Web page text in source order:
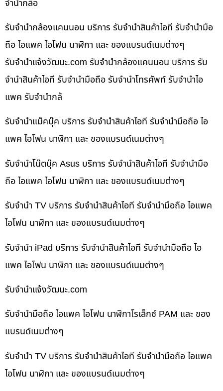
จำนำกล้อ
รับจำนำกล้องแคนนอน บริการ รับจำนำสินค้าไอที รับจำนำมือ
ถือ ไอแพค ไอโฟน นาฬิกา และ ของแบรนด์เนมต่างๆ
รับจํานําแจ้งวัฒนะ.com รับจำนำกล้องแคนนอน บริการ รับ
จำนำสินค้าไอที รับจำนำมือถือ รับจำนำโทรศัพท์ รับจำนำไอ
แพค รับจำนำกล้
รับจำนำแม็คบุ๊ค บริการ รับจำนำสินค้าไอที รับจำนำมือถือ ไอ
แพค ไอโฟน นาฬิกา และ ของแบรนด์เนมต่างๆ
รับจำนำโน๊ตบุ๊ค Asus บริการ รับจำนำสินค้าไอที รับจำนำมือ
ถือ ไอแพค ไอโฟน นาฬิกา และ ของแบรนด์เนมต่างๆ
รับจำนำ TV บริการ รับจำนำสินค้าไอที รับจำนำมือถือ ไอแพค
ไอโฟน นาฬิกา และ ของแบรนด์เนมต่างๆ
รับจำนำ iPad บริการ รับจำนำสินค้าไอที รับจำนำมือถือ ไอ
แพค ไอโฟน นาฬิกา และ ของแบรนด์เนมต่างๆ
รับจํานําแจ้งวัฒนะ.com
รับจำนำมือถือ ไอแพค ไอโฟน นาฬิกาโรเล็กซ์ PAM และ ของ
แบรนด์เนมต่างๆ
รับจำนำ TV บริการ รับจำนำสินค้าไอที รับจำนำมือถือ ไอแพค
ไอโฟน นาฬิกา และ ของแบรนด์เนมต่างๆ